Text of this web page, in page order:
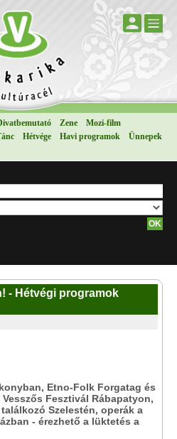
Zene
Mozi-film
Hétvége Havi programok
Ünnepek
- Hétvégi programok
Etno-Folk Forgatag és
Fesztivál Rábapatyon,
Szelestén, operák a
- érezhető a lüktetés a